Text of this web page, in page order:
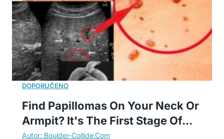
Find Papillomas On Your Neck Or
Armpit? It's The First Stage Of...